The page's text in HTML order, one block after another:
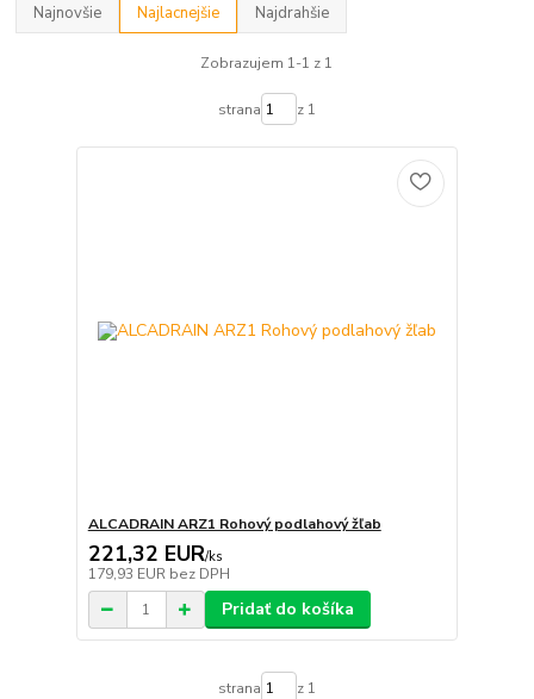
Najnovšie Najlacnejšie Najdrahšie
Zobrazujem 1-1 z 1
strana z 1
ALCADRAIN ARZ1 Rohový podlahový žľab
221,32 EUR/ks
179,93 EUR bez DPH
Pridať do košíka
strana z 1